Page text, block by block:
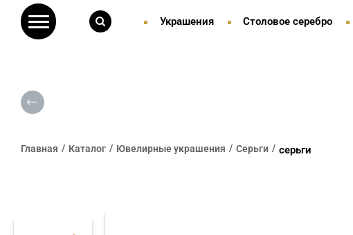
Украшения Столовое серебро
Главная Каталог Ювелирные украшения Серьги серьги